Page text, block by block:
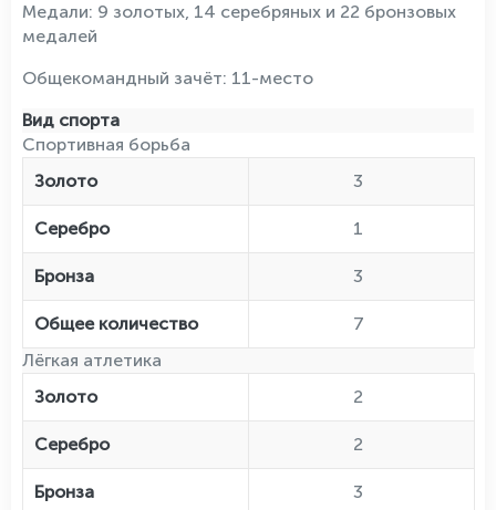
Медали: 9 золотых, 14 серебряных и 22 бронзовых
медалей
Общекомандный зачёт: 11-место
Вид спорта
Спортивная борьба
Золото
3
Серебро 1
Бронза 3
Общее количество
7
Лёгкая атлетика
Золото
2
Серебро 2
Бронза 3